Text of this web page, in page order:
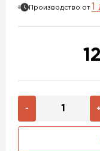
Производство от
- +